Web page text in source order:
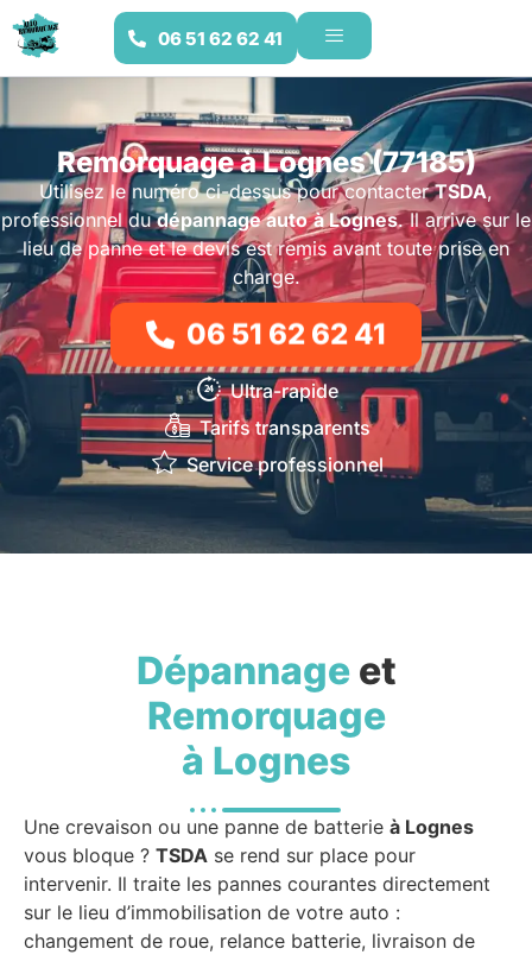
06 51 62 62 41
Remorquage à Lognes (77185)
Utilisez le numéro ci-dessus pour contacterTSDA,
professionnel dudépannage auto à Lognes. Il arrive sur le
lieu de panne et le devis est remis avant toute prise en
charge.
06 51 62 62 41
Ultra-rapide
Tarifs transparents
Service professionnel
Dépannageet
Remorquage
à Lognes
Une crevaison ou une panne de batterie à Lognes
vous bloque ? TSDA se rend sur place pour
intervenir. Il traite les pannes courantes directement
sur le lieu d’immobilisation de votre auto :
changement de roue, relance batterie, livraison de